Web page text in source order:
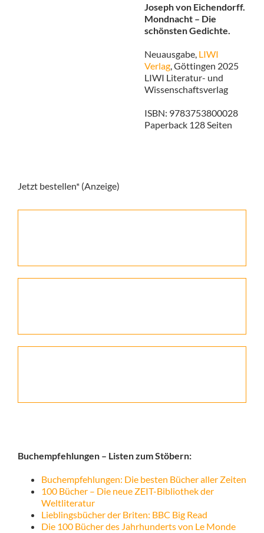
Joseph von Eichendorff.
Mondnacht – Die
schönsten Gedichte.
Neuausgabe, LIWI
Verlag, Göttingen 2025
LIWI Literatur- und
Wissenschaftsverlag
ISBN: 9783753800028
Paperback 128 Seiten
Jetzt bestellen* (Anzeige)
Buchempfehlungen – Listen zum Stöbern:
Buchempfehlungen: Die besten Bücher aller Zeiten
100 Bücher – Die neue ZEIT-Bibliothek der
Weltliteratur
Lieblingsbücher der Briten: BBC Big Read
Die 100 Bücher des Jahrhunderts von Le Monde